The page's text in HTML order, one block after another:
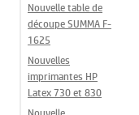
Nouvelle table de
découpe SUMMA F-
1625
Nouvelles
imprimantes HP
Latex 730 et 830